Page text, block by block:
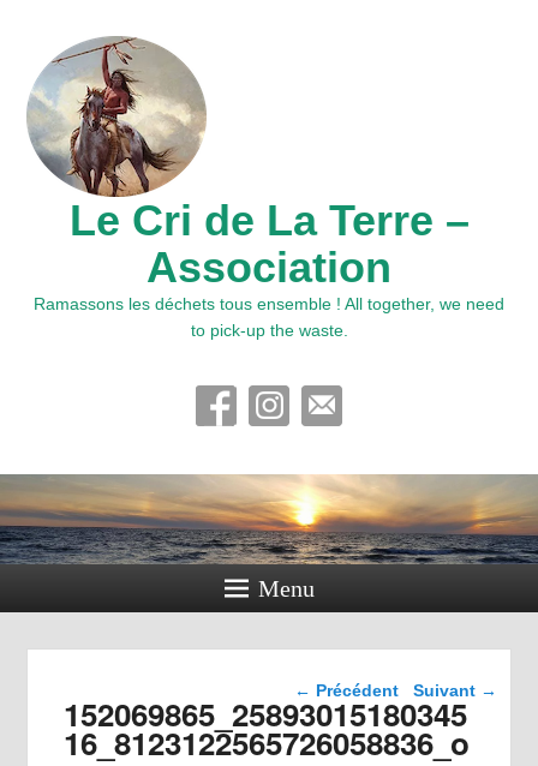
Le Cri de La Terre –
Association
Ramassons les déchets tous ensemble ! All together, we need
to pick-up the waste.
Menu
Navigation dans les
images
← Précédent Suivant →
152069865_25893015180345
16_8123122565726058836_o